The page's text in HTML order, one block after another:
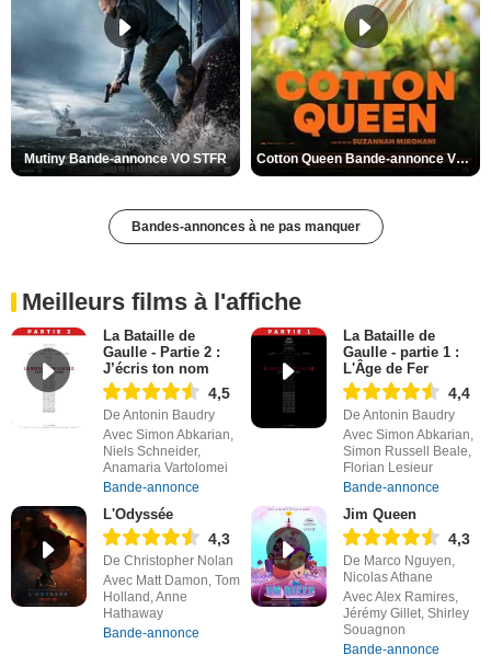
Mutiny Bande-annonce VO STFR Cotton Queen Bande-annonce VO STFR
Bandes-annonces à ne pas manquer
Meilleurs films à l'affiche
La Bataille de
Gaulle - Partie 2 :
J’écris ton nom
4,5
De Antonin Baudry
Avec Simon Abkarian,
Niels Schneider,
Anamaria Vartolomei
Bande-annonce
La Bataille de
Gaulle - partie 1 :
L'Âge de Fer
4,4
De Antonin Baudry
Avec Simon Abkarian,
Simon Russell Beale,
Florian Lesieur
Bande-annonce
L'Odyssée
4,3
De Christopher Nolan
Avec Matt Damon, Tom
Holland, Anne
Hathaway
Bande-annonce
Jim Queen
4,3
De Marco Nguyen,
Nicolas Athane
Avec Alex Ramires,
Jérémy Gillet, Shirley
Souagnon
Bande-annonce